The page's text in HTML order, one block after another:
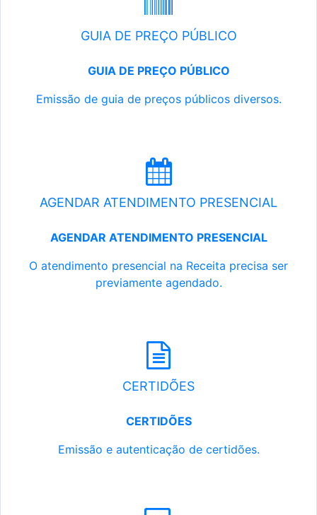
GUIA DE PREÇO PÚBLICO
GUIA DE PREÇO PÚBLICO
Emissão de guia de preços públicos diversos.
AGENDAR ATENDIMENTO PRESENCIAL
AGENDAR ATENDIMENTO PRESENCIAL
O atendimento presencial na Receita precisa ser
previamente agendado.
CERTIDÕES
CERTIDÕES
Emissão e autenticação de certidões.